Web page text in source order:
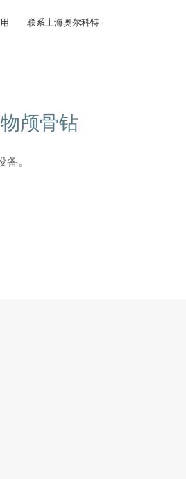
联系上海奥尔科特
颅骨钻
。